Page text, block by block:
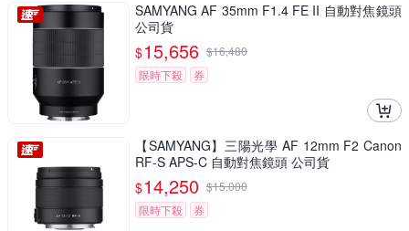
SAMYANG AF 35mm F1.4 FE II 自動對焦鏡頭
公司貨
$15,656 $16,480
限時下殺
券
【SAMYANG】三陽光學 AF 12mm F2 Canon
RF-S APS-C 自動對焦鏡頭 公司貨
$14,250 $15,000
限時下殺
券